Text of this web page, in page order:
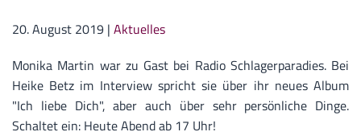
20. August 2019 | Aktuelles
Monika Martin war zu Gast bei Radio Schlagerparadies. Bei
Heike Betz im Interview spricht sie über ihr neues Album
"Ich liebe Dich", aber auch über sehr persönliche Dinge.
Schaltet ein: Heute Abend ab 17 Uhr!